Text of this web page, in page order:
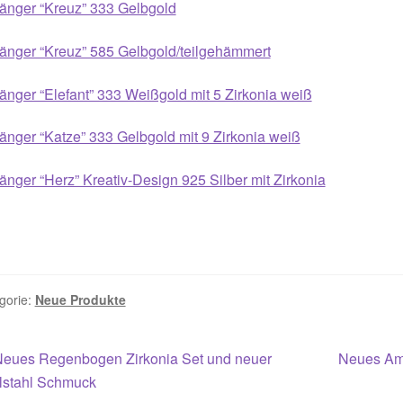
“Kreuz” 333 Gelbgold
“Kreuz” 585 Gelbgold/teilgehämmert
“Elefant” 333 Weißgold mit 5 Zirkonia weiß
“Katze” 333 Gelbgold mit 9 Zirkonia weiß
“Herz” Kreativ-Design 925 Silber mit Zirkonia
Neue Produkte
Regenbogen Zirkonia Set und neuer
Schmuck
Nächster
Neues